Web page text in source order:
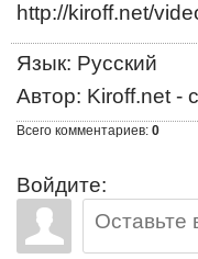
http://kiroff.net/
Язык: Русский
Автор: Kiroff.net -
Всего комментариев: 0
Войдите: